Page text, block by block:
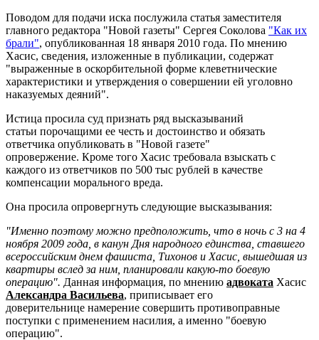
Поводом для подачи иска послужила статья заместителя
главного редактора "Новой газеты" Сергея Соколова "Как их
брали", опубликованная 18 января 2010 года. По мнению
Хасис, сведения, изложенные в публикации, содержат
"выраженные в оскорбительной форме клеветнические
характеристики и утверждения о совершении ей уголовно
наказуемых деяний".
Истица просила суд признать ряд высказываний
статьи порочащими ее честь и достоинство и обязать
ответчика опубликовать в "Новой газете"
опровержение. Кроме того Хасис требовала взыскать с
каждого из ответчиков по 500 тыс рублей в качестве
компенсации морального вреда.
Она просила опровергнуть следующие высказывания:
"Именно поэтому можно предположить, что в ночь с 3 на 4
ноября 2009 года, в канун Дня народного единства, ставшего
всероссийским днем фашиста, Тихонов и Хасис, вышедшая из
квартиры вслед за ним, планировали какую-то боевую
операцию". Данная информация, по мнению адвоката Хасис
Александра Васильева, приписывает его
доверительнице намерение совершить противоправные
поступки с применением насилия, а именно "боевую
операцию".